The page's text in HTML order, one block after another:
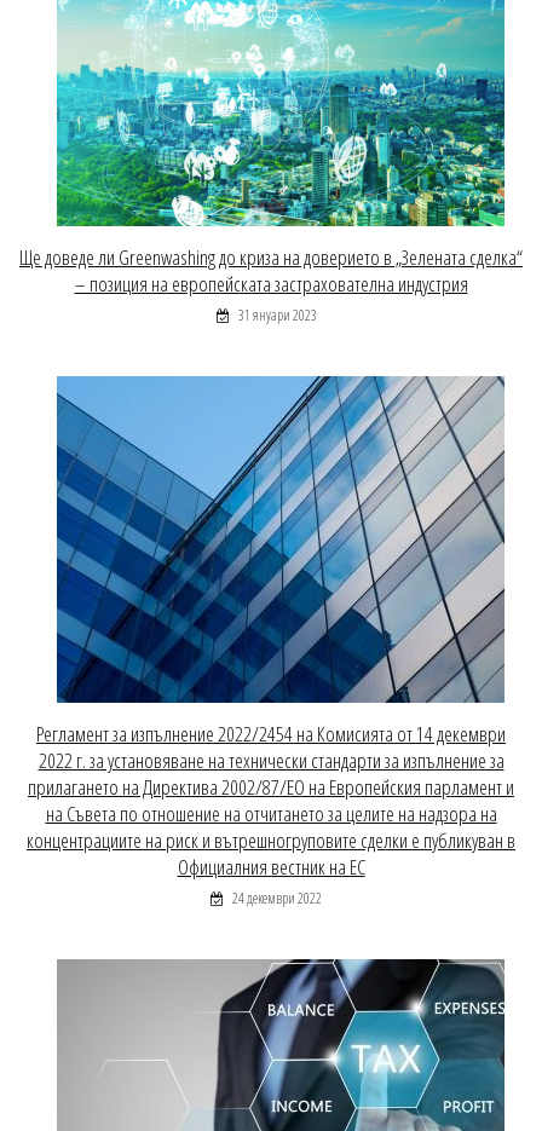
Ще доведе ли Greenwashing до криза на доверието в „Зелената сделка“
– позиция на европейската застрахователна индустрия
31 януари 2023
Регламент за изпълнение 2022/2454 на Комисията от 14 декември
2022 г. за установяване на технически стандарти за изпълнение за
прилагането на Директива 2002/87/ЕО на Европейския парламент и
на Съвета по отношение на отчитането за целите на надзора на
концентрациите на риск и вътрешногруповите сделки е публикуван в
Официалния вестник на ЕС
24 декември 2022